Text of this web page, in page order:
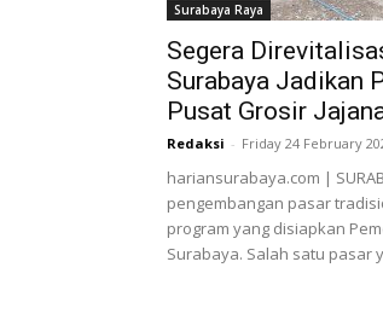
Surabaya Raya
Segera
Surabaya Jadikan
Pusat Grosir
Redaksi - Friday 24 February
hariansurabaya.com |
pengembangan pasar
program yang disiapkan
Surabaya. Salah satu pasar